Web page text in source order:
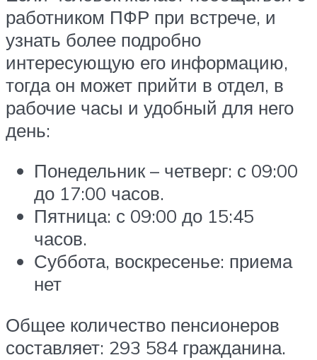
работником ПФР при встрече, и
узнать более подробно
интересующую его информацию,
тогда он может прийти в отдел, в
рабочие часы и удобный для него
день:
Понедельник – четверг: с 09:00
до 17:00 часов.
Пятница: с 09:00 до 15:45
часов.
Суббота, воскресенье: приема
нет
Общее количество пенсионеров
составляет: 293 584 гражданина.